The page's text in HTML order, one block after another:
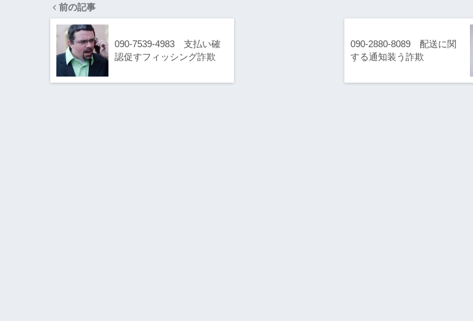
前の記事
090-7539-4983 支払い確
認促すフィッシング詐欺
090-2880-8089 配送に関
する通知装う詐欺